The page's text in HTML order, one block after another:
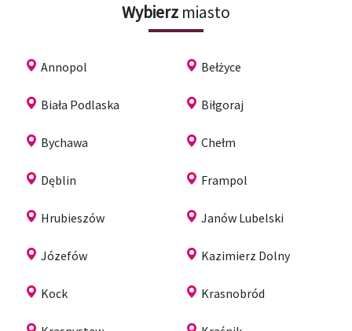
Wybierz miasto
Annopol Bełżyce
Biała Podlaska Biłgoraj
Bychawa Chełm
Dęblin Frampol
Hrubieszów Janów Lubelski
Józefów Kazimierz Dolny
Kock Krasnobród